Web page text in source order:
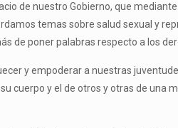
de nuestro Gobierno, que
temas sobre salud sexual y
de poner palabras respecto a los
y empoderar a nuestras
cuerpo y el de otros y otras de una